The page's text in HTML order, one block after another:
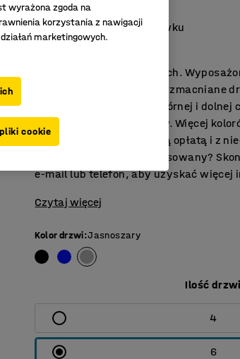
Otwory wentylacyjne
Drążek w każdym schowku
Duża trwałość
Szafka osobista na nóżkach.
każdej przegrodzie oraz wzmacniane
Otwory wentylacyjne w górnej i dolnej
dostarczamy bez zamków.​ Więcej
dostępnych za dodatkową opłatą i z
dostawy. Jesteś zainteresowany?
e-mail lub telefon, aby uzyskać więcej
Czytaj więcej
Kolor drzwi:Jasnoszary
Ilość drzwi
4
6
wyrażona zgoda na
korzystania z nawigacji
marketingowych.
cookie